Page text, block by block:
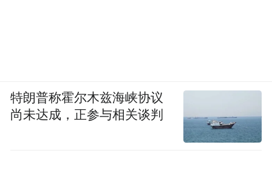
特朗普称霍尔木兹海峡协议
尚未达成，正参与相关谈判